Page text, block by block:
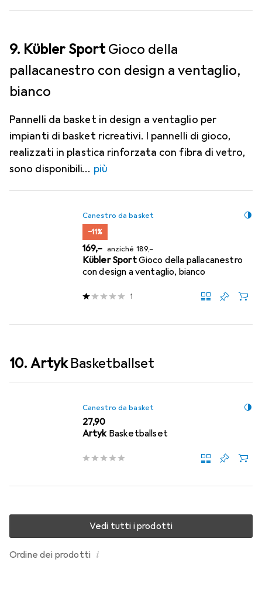
9. Kübler SportGioco della
pallacanestro con design a ventaglio,
bianco
Pannelli da basket in design a ventaglio per
impianti di basket ricreativi. I pannelli di gioco,
realizzati in plastica rinforzata con fibra di vetro,
sono disponibili
più
Canestro da basket
−11%
EUR
169,– anziché EUR
189,–
Kübler SportGioco della pallacanestro
con design a ventaglio, bianco
1
10. ArtykBasketballset
Canestro da basket
EUR
27,90
Artyk Basketballset
Ordine dei prodotti i
Vedi tutti i prodotti